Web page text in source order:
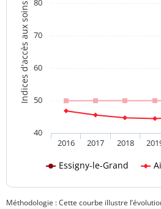
Indices d'accès aux soins
Essigny-le-Grand
2016 2017 2018
40
50
60
70
80
Méthodologie : Cette courbe illustre